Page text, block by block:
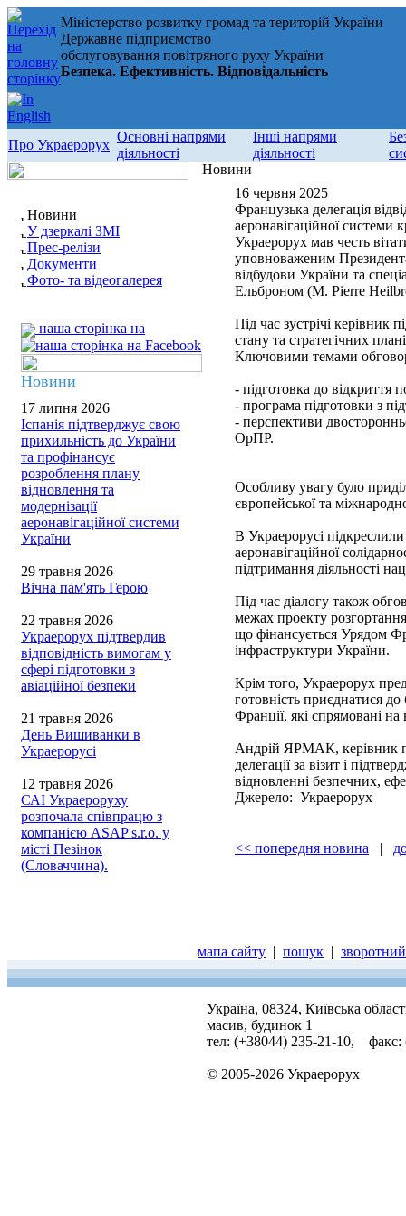
Міністерство розвитку громад та територій України
Державне підприємство
обслуговування повітряного руху України
Безпека. Ефективність. Відповідальність
Про Украерорух
Основні напрями
діяльності
Інші напрями
діяльності
Новини
У дзеркалі ЗМІ
Прес-релізи
Документи
Фото- та відеогалерея
наша сторінка на
Новини
17 липня 2026
Іспанія підтверджує свою
прихильність до України
та профінансує
розроблення плану
відновлення та
модернізації
аеронавігаційної системи
України
29 травня 2026
Вічна пам'ять Герою
22 травня 2026
Украерорух підтвердив
відповідність вимогам у
сфері підготовки з
авіаційної безпеки
21 травня 2026
День Вишиванки в
Украерорусі
12 травня 2026
САІ Украероруху
розпочала співпрацю з
компанією ASAP s.r.o. у
місті Пезінок
(Словаччина).
Новини
16 червня 2025
Французька делегація
аеронавігаційної системи
Украерорух мав честь
уповноваженим
відбудови України та
Ельброном (M. Pierre
Під час зустрічі
стану та стратегічних
Ключовими темами
- підготовка до відкриття
- програма підготовки з
- перспективи
ОрПР.
Особливу увагу було
європейської та
В Украерорусі
аеронавігаційної
підтримання діяльності
Під час діалогу також
межах проекту
що фінансується Урядом
інфраструктури України.
Крім того, Украерорух
готовність приєднатися
Франції, які спрямовані
Андрій ЯРМАК, керівник
делегації за візит і
відновленні безпечних,
Джерело: Украерорух
<< попередня новина |
мапа сайту | пошук |
Україна, 08324, Київська
масив, будинок 1
тел: (+38044) 235-21-10, факс:
© 2005-2026 Украерорух